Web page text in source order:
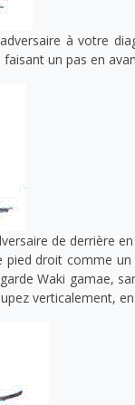
à votre
un pas en
de derrière
pied droit comme
Waki gamae,
verticalement,